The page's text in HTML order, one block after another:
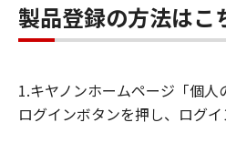
製品登録の方法はこ
1.キヤノンホームページ「個人
ログインボタンを押し、ログ